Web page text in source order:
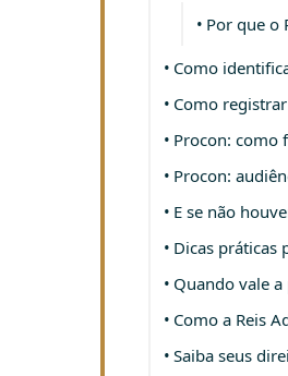
Por que o
Como
Como
Procon: como
Procon:
E se não
Dicas práticas
Quando vale a
Como a Reis
Saiba seus